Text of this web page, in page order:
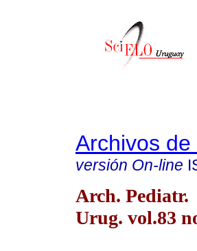
Archivos
versión On-line
Arch. Pediatr.
Urug. vol.83